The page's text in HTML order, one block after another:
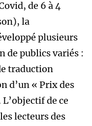
de 6 à 4
la
plusieurs
de publics variés :
traduction
d’un « Prix des
de ce
lecteurs des